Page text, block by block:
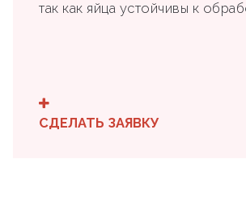
так как яйца устойчивы к
СДЕЛАТЬ ЗАЯВКУ